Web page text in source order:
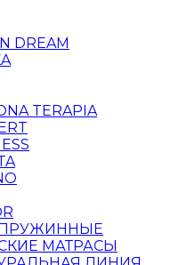
DREAM
TERAPIA
МАТРАСЫ